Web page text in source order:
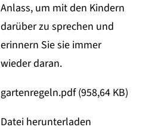
Anlass, um mit den Kindern
darüber zu sprechen und
erinnern Sie sie immer
wieder daran.
gartenregeln.pdf (958,64 KB)
Datei herunterladen